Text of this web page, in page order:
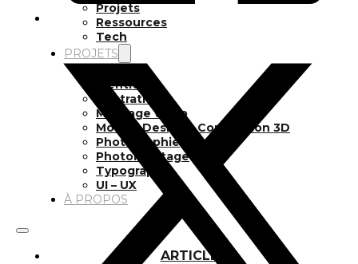
Projets
Ressources
Tech
PROJETS
Identité
Illustration
Montage vidéo
Motion Design – Conception 3D
Photographie
Photomontage
Typographie
UI – UX
À PROPOS
ARTICLES